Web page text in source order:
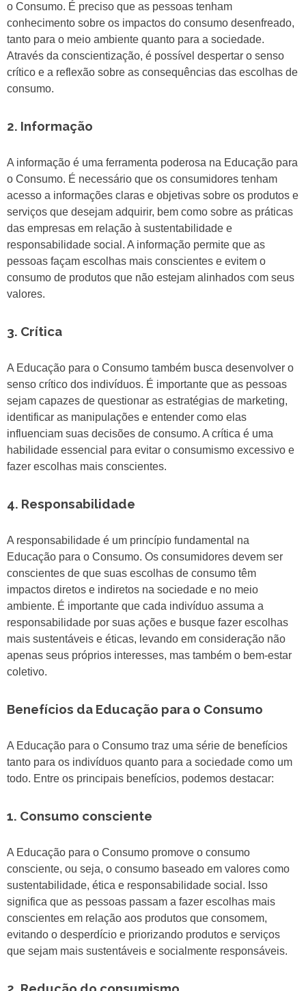
o Consumo. É preciso que as pessoas tenham
conhecimento sobre os impactos do consumo desenfreado,
tanto para o meio ambiente quanto para a sociedade.
Através da conscientização, é possível despertar o senso
crítico e a reflexão sobre as consequências das escolhas de
consumo.
2. Informação
A informação é uma ferramenta poderosa na Educação para
o Consumo. É necessário que os consumidores tenham
acesso a informações claras e objetivas sobre os produtos e
serviços que desejam adquirir, bem como sobre as práticas
das empresas em relação à sustentabilidade e
responsabilidade social. A informação permite que as
pessoas façam escolhas mais conscientes e evitem o
consumo de produtos que não estejam alinhados com seus
valores.
3. Crítica
A Educação para o Consumo também busca desenvolver o
senso crítico dos indivíduos. É importante que as pessoas
sejam capazes de questionar as estratégias de marketing,
identificar as manipulações e entender como elas
influenciam suas decisões de consumo. A crítica é uma
habilidade essencial para evitar o consumismo excessivo e
fazer escolhas mais conscientes.
4. Responsabilidade
A responsabilidade é um princípio fundamental na
Educação para o Consumo. Os consumidores devem ser
conscientes de que suas escolhas de consumo têm
impactos diretos e indiretos na sociedade e no meio
ambiente. É importante que cada indivíduo assuma a
responsabilidade por suas ações e busque fazer escolhas
mais sustentáveis e éticas, levando em consideração não
apenas seus próprios interesses, mas também o bem-estar
coletivo.
Benefícios da Educação para o Consumo
A Educação para o Consumo traz uma série de benefícios
tanto para os indivíduos quanto para a sociedade como um
todo. Entre os principais benefícios, podemos destacar:
1. Consumo consciente
A Educação para o Consumo promove o consumo
consciente, ou seja, o consumo baseado em valores como
sustentabilidade, ética e responsabilidade social. Isso
significa que as pessoas passam a fazer escolhas mais
conscientes em relação aos produtos que consomem,
evitando o desperdício e priorizando produtos e serviços
que sejam mais sustentáveis e socialmente responsáveis.